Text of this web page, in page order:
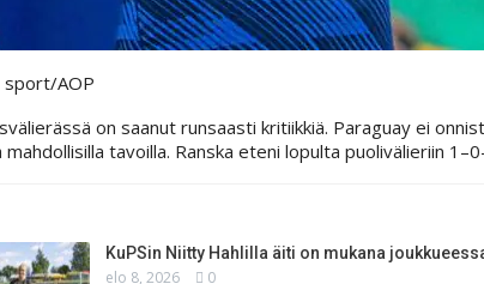
sport/AOP
on saanut runsaasti kritiikkiä. Paraguay ei
tavoilla. Ranska eteni lopulta puolivälieriin
KuPSin Niitty Hahlilla äiti on mukana
elo 8, 2026 0